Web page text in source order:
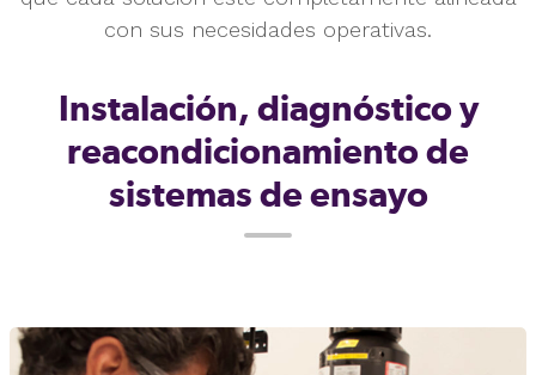
con sus necesidades operativas.
Instalación, diagnóstico y
reacondicionamiento de
sistemas de ensayo